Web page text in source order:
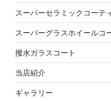
スーパーセラミックコーテ
スーパーグラスホイールコ
撥水ガラスコート
当店紹介
ギャラリー